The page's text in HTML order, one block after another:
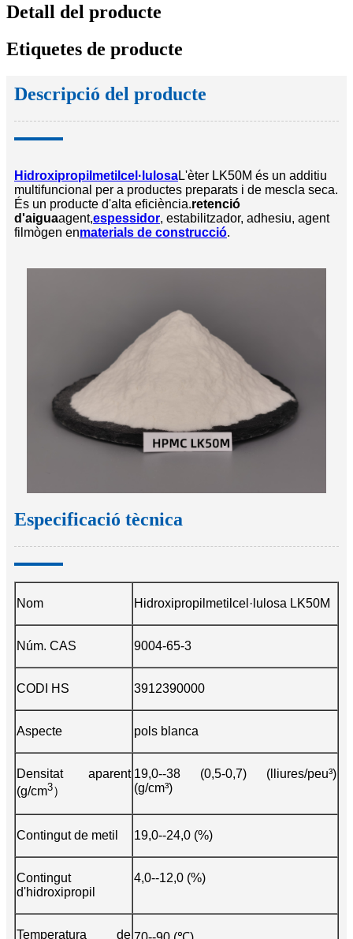
Detall del producte
Etiquetes de producte
Descripció del producte
Hidroxipropilmetilcel·lulosaL'èter LK50M és un additiu
multifuncional per a productes preparats i de mescla seca.
És un producte d'alta eficiència.retenció
d'aiguaagent,espessidor, estabilitzador, adhesiu, agent
filmògen enmaterials de construcció.
Especificació tècnica
Nom Hidroxipropilmetilcel·lulosa LK50M
Núm. CAS 9004-65-3
CODI HS 3912390000
Aspecte pols blanca
Densitat aparent
(g/cm3）
19,0--38 (0,5-0,7) (lliures/peu³)
(g/cm³)
Contingut de metil 19,0--24,0 (%)
Contingut
d'hidroxipropil
4,0--12,0 (%)
Temperatura de